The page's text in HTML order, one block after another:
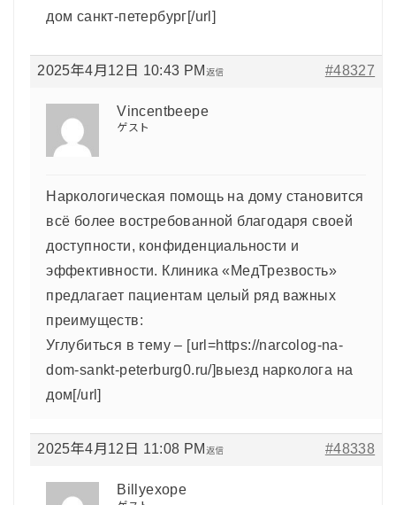
дом санкт-петербург[/url]
2025年4月12日 10:43 PM #48327
返信
Vincentbeepe
ゲスト
Наркологическая помощь на дому становится
всё более востребованной благодаря своей
доступности, конфиденциальности и
эффективности. Клиника «МедТрезвость»
предлагает пациентам целый ряд важных
преимуществ:
Углубиться в тему – [url=https://narcolog-na-
dom-sankt-peterburg0.ru/]выезд нарколога на
дом[/url]
2025年4月12日 11:08 PM #48338
返信
Billyexope